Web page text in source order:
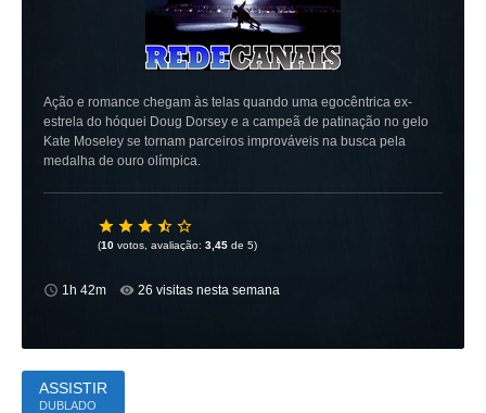
Ação e romance chegam às telas quando uma egocêntrica ex-
estrela do hóquei Doug Dorsey e a campeã de patinação no gelo
Kate Moseley se tornam parceiros improváveis na busca pela
medalha de ouro olímpica.
(10 votos, avaliação: 3,45 de 5)
1h 42m 26 visitas nesta semana
ASSISTIR
DUBLADO